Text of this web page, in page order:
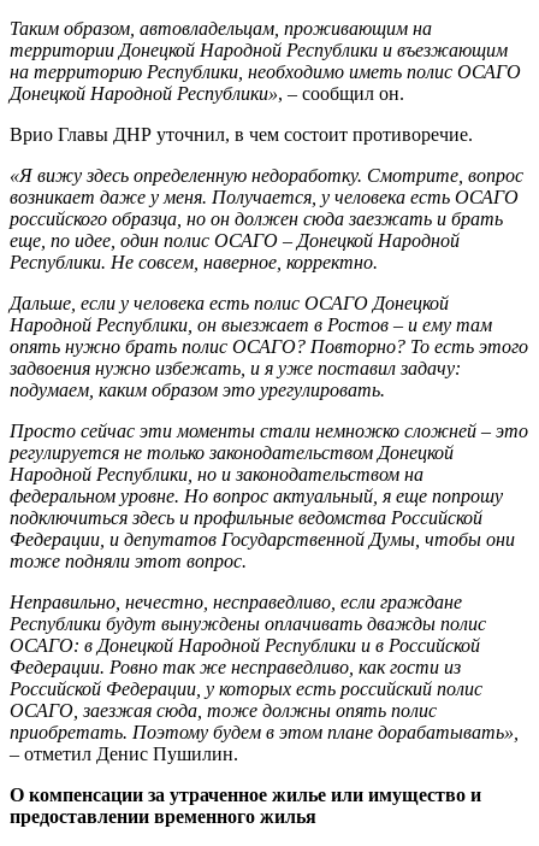
Таким образом, автовладельцам, проживающим на
территории Донецкой Народной Республики и въезжающим
на территорию Республики, необходимо иметь полис ОСАГО
Донецкой Народной Республики», – сообщил он.
Врио Главы ДНР уточнил, в чем состоит противоречие.
«Я вижу здесь определенную недоработку. Смотрите, вопрос
возникает даже у меня. Получается, у человека есть ОСАГО
российского образца, но он должен сюда заезжать и брать
еще, по идее, один полис ОСАГО – Донецкой Народной
Республики. Не совсем, наверное, корректно.
Дальше, если у человека есть полис ОСАГО Донецкой
Народной Республики, он выезжает в Ростов – и ему там
опять нужно брать полис ОСАГО? Повторно? То есть этого
задвоения нужно избежать, и я уже поставил задачу:
подумаем, каким образом это урегулировать.
Просто сейчас эти моменты стали немножко сложней – это
регулируется не только законодательством Донецкой
Народной Республики, но и законодательством на
федеральном уровне. Но вопрос актуальный, я еще попрошу
подключиться здесь и профильные ведомства Российской
Федерации, и депутатов Государственной Думы, чтобы они
тоже подняли этот вопрос.
Неправильно, нечестно, несправедливо, если граждане
Республики будут вынуждены оплачивать дважды полис
ОСАГО: в Донецкой Народной Республики и в Российской
Федерации. Ровно так же несправедливо, как гости из
Российской Федерации, у которых есть российский полис
ОСАГО, заезжая сюда, тоже должны опять полис
приобретать. Поэтому будем в этом плане дорабатывать»,
– отметил Денис Пушилин.
О компенсации за утраченное жилье или имущество и
предоставлении временного жилья